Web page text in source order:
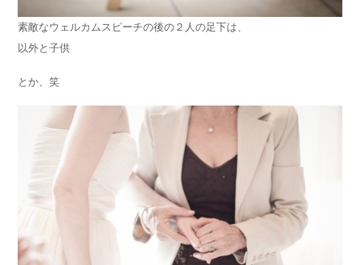
素敵なウェルカムスピーチの後の２人の足下は、
以外と子供
とか、笑